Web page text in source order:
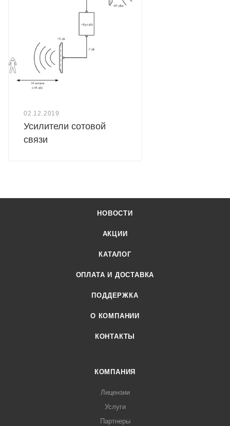
02.12.2019
Усилители сотовой
связи
НОВОСТИ
АКЦИИ
КАТАЛОГ
ОПЛАТА И ДОСТАВКА
ПОДДЕРЖКА
О КОМПАНИИ
КОНТАКТЫ
КОМПАНИЯ
Лицензии
Услуги
Партнеры